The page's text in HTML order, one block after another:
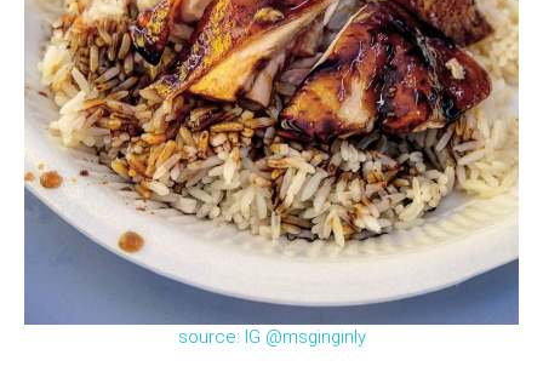
source: IG @msginginly